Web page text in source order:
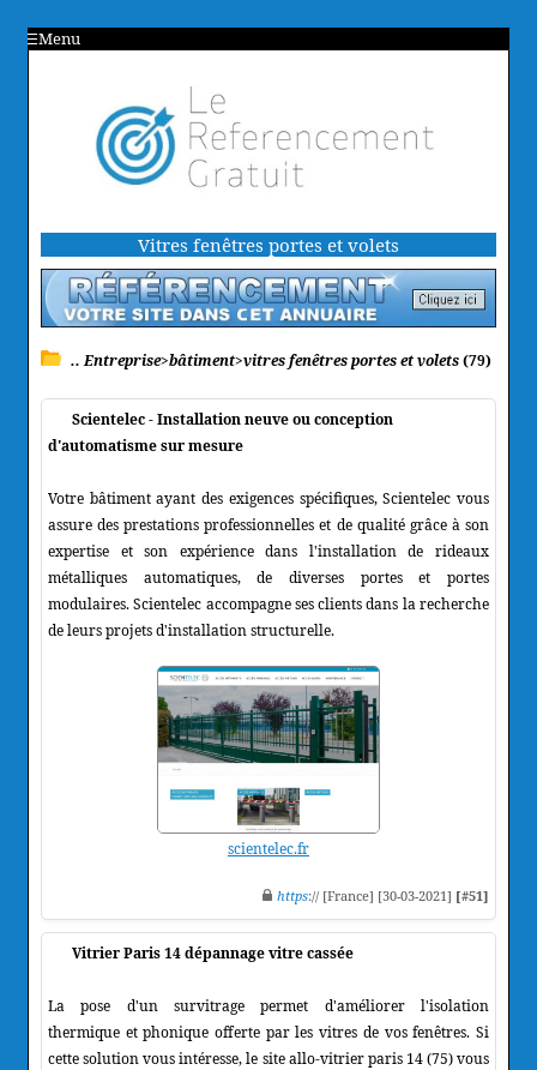
Menu
Vitres fenêtres portes et volets
.. Entreprise>bâtiment>vitres fenêtres portes et volets(79)
Scientelec - Installation neuve ou conception
d'automatisme sur mesure
Votre bâtiment ayant des exigences spécifiques, Scientelec vous
assure des prestations professionnelles et de qualité grâce à son
expertise et son expérience dans l'installation de rideaux
métalliques automatiques, de diverses portes et portes
modulaires. Scientelec accompagne ses clients dans la recherche
de leurs projets d'installation structurelle.
scientelec.fr
https:// [France] [30-03-2021] [#51]
Vitrier Paris 14 dépannage vitre cassée
La pose d'un survitrage permet d'améliorer l'isolation
thermique et phonique offerte par les vitres de vos fenêtres. Si
cette solution vous intéresse, le site allo-vitrier paris 14 (75) vous